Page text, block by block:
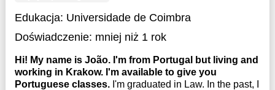
Edukacja: Universidade de Coimbra
Doświadczenie: mniej niż 1 rok
Hi! My name is João. I'm from Portugal but living and
working in Krakow. I'm available to give you
Portuguese classes. I'm graduated in Law. In the past, I